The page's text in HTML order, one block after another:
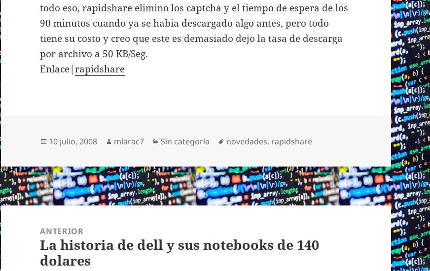
todo eso, rapidshare elimino los captcha y el tiempo de espera de los
90 minutos cuando ya se habia descargado algo antes, pero todo
tiene su costo y creo que este es demasiado dejo la tasa de descarga
por archivo a 50 KB/Seg.
Enlace|rapidshare
Publicado
10 julio, 2008 Autor
mlarac7 Categorías
Sin categoría Etiquetas
novedades, rapidshare
Navegación
de
entradas
ANTERIOR
Entrada
anterior:
La historia de dell y sus notebooks de 140
dolares